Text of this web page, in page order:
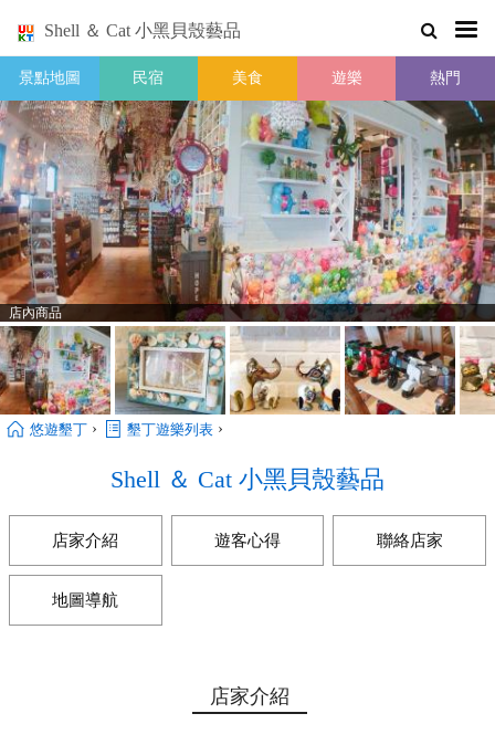
Shell ＆ Cat 小黑貝殼藝品
景點地圖 民宿 美食 遊樂 熱門
店內商品
悠遊墾丁 › 墾丁遊樂列表 ›
Shell ＆ Cat 小黑貝殼藝品
店家介紹 遊客心得 聯絡店家
地圖導航
店家介紹